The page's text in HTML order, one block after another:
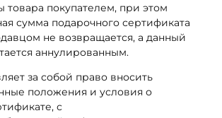
товара покупателем, при этом
сумма подарочного сертификата
не возвращается, а данный
аннулированным.
за собой право вносить
положения и условия о
с